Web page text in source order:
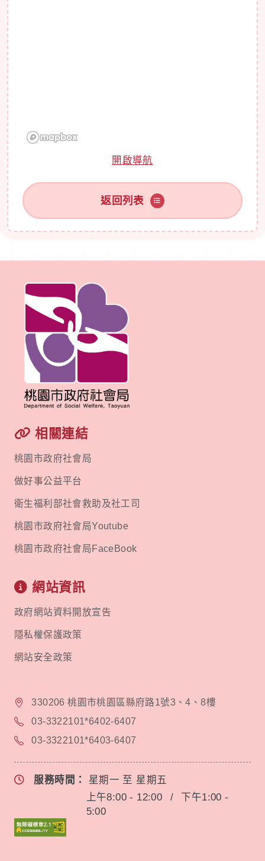
開啟導航
返回列表
相關連結
桃園市政府社會局
做好事公益平台
衛生福利部社會救助及社工司
桃園市政府社會局Youtube
桃園市政府社會局FaceBook
網站資訊
政府網站資料開放宣告
隱私權保護政策
網站安全政策
330206 桃園市桃園區縣府路1號3、4、8樓
03-3322101*6402-6407
03-3322101*6403-6407
服務時間： 星期一 至 星期五
上午8:00 - 12:00
/
下午1:00 -
5:00